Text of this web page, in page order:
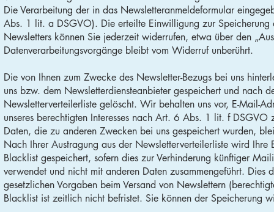
Die Verarbeitung der in das Newsletteranmeldeformular
Abs. 1 lit. a DSGVO). Die erteilte Einwilligung zur Speicherung
Newsletters können Sie jederzeit widerrufen, etwa über den
Datenverarbeitungsvorgänge bleibt vom Widerruf unberührt.
Die von Ihnen zum Zwecke des Newsletter-Bezugs bei uns
uns bzw. dem Newsletterdiensteanbieter gespeichert und nach
Newsletterverteilerliste gelöscht. Wir behalten uns vor, E-Mail-
unseres berechtigten Interesses nach Art. 6 Abs. 1 lit. f DSGVO
Daten, die zu anderen Zwecken bei uns gespeichert wurden,
Nach Ihrer Austragung aus der Newsletterverteilerliste wird
Blacklist gespeichert, sofern dies zur Verhinderung künftiger
verwendet und nicht mit anderen Daten zusammengeführt. Dies
gesetzlichen Vorgaben beim Versand von Newslettern
Blacklist ist zeitlich nicht befristet. Sie können der Speicherung